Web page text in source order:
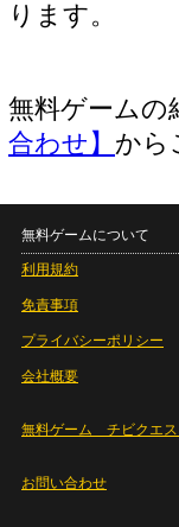
ります。
無料ゲームの
合わせ】 から
無料ゲームについて
利用規約
免責事項
プライバシーポリシー
会社概要
無料ゲーム チビクエス
お問い合わせ